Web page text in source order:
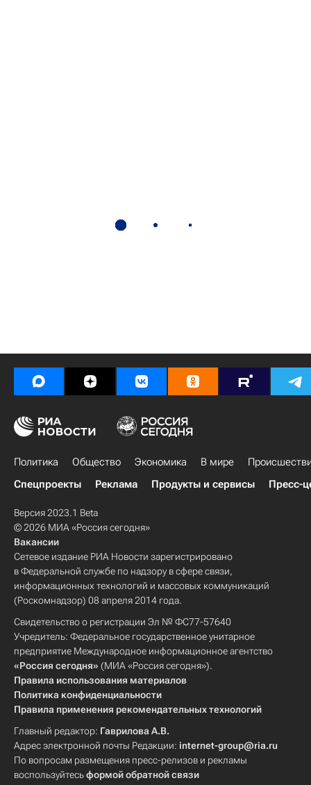
Политика Общество Экономика В мире
Спецпроекты
Реклама Продукты и сервисы Пресс-
Версия 2023.1 Beta
© 2026 МИА «Россия сегодня»
Вакансии
Сетевое издание РИА Новости зарегистрировано
в Федеральной службе по надзору в сфере связи,
информационных технологий и массовых коммуникаций
(Роскомнадзор) 08 апреля 2014 года.
Свидетельство о регистрации Эл № ФС77-57640
Учредитель: Федеральное государственное унитарное
предприятие Международное информационное агентство
«Россия сегодня» (МИА «Россия сегодня»).
Правила использования материалов
Политика конфиденциальности
Правила применения рекомендательных технологий
Главный редактор: Гаврилова А.В.
Адрес электронной почты Редакции: internet-group@ria.ru
По вопросам размещения пресс-релизов и рекламы
воспользуйтесьформой обратной связи